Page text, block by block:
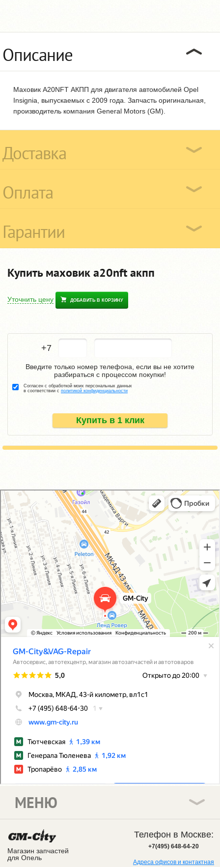
Описание
Маховик A20NFT АКПП для двигателя автомобилей Opel
Insignia, выпускаемых с 2009 года. Запчасть оригинальная,
производитель компания General Motors (GM).
Доставка
Оплата
Гарантии
Купить маховик a20nft акпп
Уточнить цену ДОБАВИТЬ В КОРЗИНУ
+7
Купить в 1 клик
Введите только номер телефона, если вы не хотите
разбираться с процессом покупки!
Согласен с обработкой моих персональных данных
в соответствии с политикой конфиденциальности
GM-City&VAG-Repair
Автосервис, автотехцентр в Москве
Магазин автозапчастей и автотоваров в Москве
Магазин запчастей
для Опель
МЕНЮ
Телефон в Москве:
+7(495) 648-64-20
Адреса офисов и контактная